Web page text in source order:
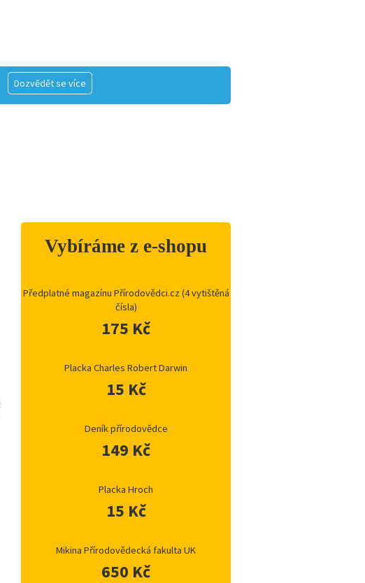
Dozvědět se více
Vybíráme z e-shopu
Předplatné magazínu Přírodovědci.cz (4 vytištěná
čísla)
175 Kč
Placka Charles Robert Darwin
15 Kč
Deník přírodovědce
149 Kč
Placka Hroch
15 Kč
Mikina Přírodovědecká fakulta UK
650 Kč